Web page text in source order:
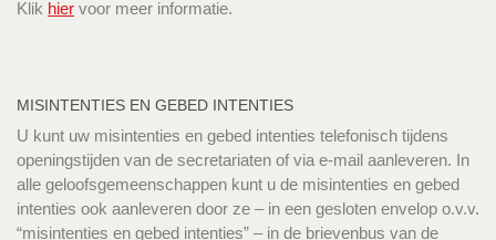
Klik hier voor meer informatie.
MISINTENTIES EN GEBED INTENTIES
U kunt uw misintenties en gebed intenties telefonisch tijdens
openingstijden van de secretariaten of via e-mail aanleveren. In
alle geloofsgemeenschappen kunt u de misintenties en gebed
intenties ook aanleveren door ze – in een gesloten envelop o.v.v.
“misintenties en gebed intenties” – in de brievenbus van de